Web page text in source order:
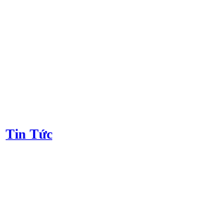
Tin Tức